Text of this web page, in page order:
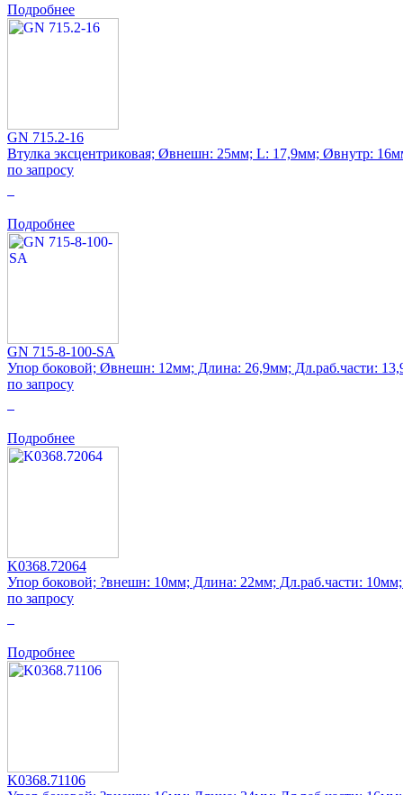
Подробнее
GN 715.2-16
Втулка эксцентриковая; Øвнешн: 25мм; L: 17,9мм; Øвнутр:
по запросу
Подробнее
GN 715-8-100-SA
Упор боковой; Øвнешн: 12мм; Длина: 26,9мм; Дл.раб.части:
по запросу
Подробнее
K0368.72064
Упор боковой; ?внешн: 10мм; Длина: 22мм; Дл.раб.части:
по запросу
Подробнее
K0368.71106